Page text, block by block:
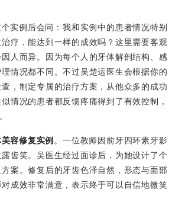
实例后会问：我和实例中的患者情况特别
疗，能达到一样的成效吗？这里需要客观
人而异。因为每个人的牙体解剖结构、感
情况都不同。不过吴楚运医生会根据你的
，制定专属的治疗方案，从他众多的成功
情况的患者都反馈疼痛得到了有效控制，
容修复实例 。一位教师因前牙四环素牙影
齿笑。吴医生经过面诊后，为她设计了个
案。修复后的牙齿色泽自然，形态与面部
成效非常满意，表示终于可以自信地微笑